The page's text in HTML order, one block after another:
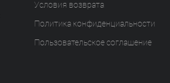
Условия возврата
Политика конфиденциальности
Пользовательское соглашение